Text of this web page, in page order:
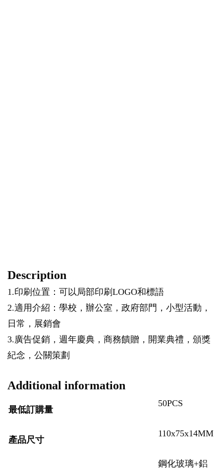
Description
1.印刷位置：可以局部印刷LOGO和標語
2.適用介紹：學校，辦公室，政府部門，小型活動，
日常，展銷會
3.廣告促銷，週年慶典，商務饋贈，開業典禮，頒獎
紀念，公關策劃
Additional information
最低訂購量
50PCS
產品尺寸
110x75x14MM
鋼化玻璃+鋁